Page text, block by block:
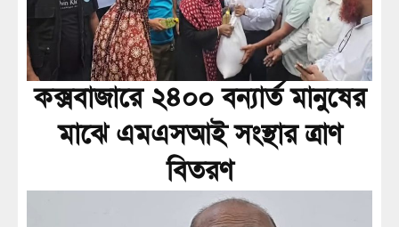
কক্সবাজারে ২৪০০ বন্যার্ত মানুষের
মাঝে এমএসআই সংস্থার ত্রাণ
বিতরণ